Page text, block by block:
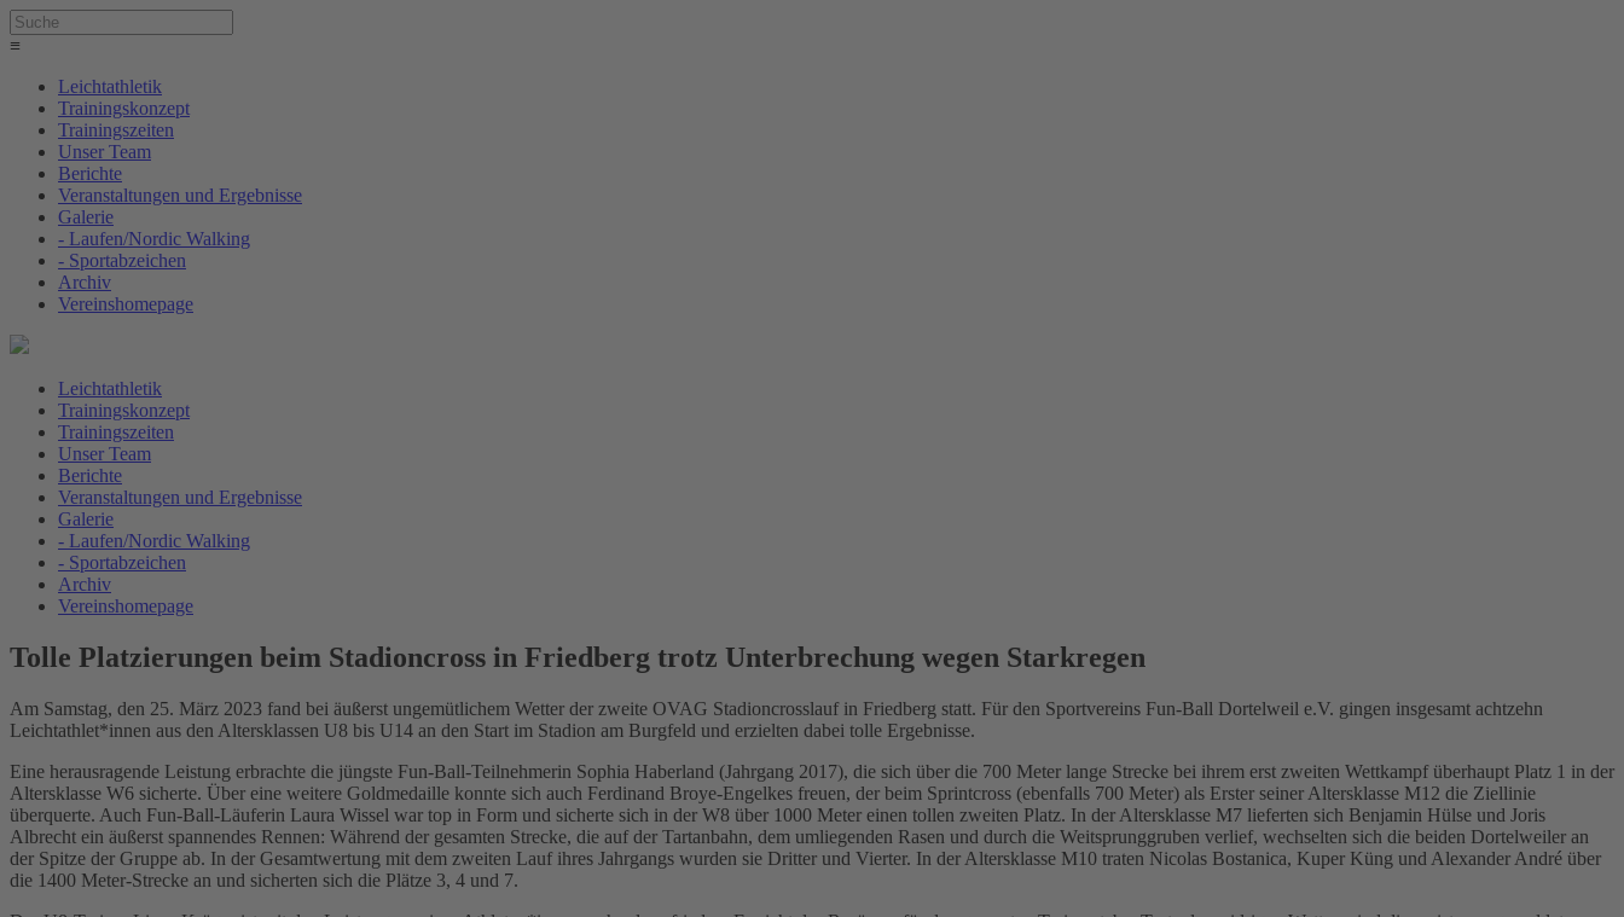
≡
Leichtathletik
Trainingskonzept
Trainingszeiten
Unser Team
Berichte
Veranstaltungen und Ergebnisse
Galerie
- Laufen/Nordic Walking
- Sportabzeichen
Archiv
Vereinshomepage
Leichtathletik
Trainingskonzept
Trainingszeiten
Unser Team
Berichte
Veranstaltungen und Ergebnisse
Galerie
- Laufen/Nordic Walking
- Sportabzeichen
Archiv
Vereinshomepage
Tolle Platzierungen beim Stadioncross in Friedberg trotz Unterbrechung wegen Starkregen
Am Samstag, den 25. März 2023 fand bei äußerst ungemütlichem Wetter der zweite OVAG Stadioncrosslauf in Friedberg statt. Für den Sportvereins Fun-Ball Dortelweil e.V. gingen insgesamt achtzehn
Leichtathlet*innen aus den Altersklassen U8 bis U14 an den Start im Stadion am Burgfeld und erzielten dabei tolle Ergebnisse.
Eine herausragende Leistung erbrachte die jüngste Fun-Ball-Teilnehmerin Sophia Haberland (Jahrgang 2017), die sich über die 700 Meter lange Strecke bei ihrem erst zweiten Wettkampf überhaupt Platz 1 in der
Altersklasse W6 sicherte. Über eine weitere Goldmedaille konnte sich auch Ferdinand Broye-Engelkes freuen, der beim Sprintcross (ebenfalls 700 Meter) als Erster seiner Altersklasse M12 die Ziellinie
überquerte. Auch Fun-Ball-Läuferin Laura Wissel war top in Form und sicherte sich in der W8 über 1000 Meter einen tollen zweiten Platz. In der Altersklasse M7 lieferten sich Benjamin Hülse und Joris
Albrecht ein äußerst spannendes Rennen: Während der gesamten Strecke, die auf der Tartanbahn, dem umliegenden Rasen und durch die Weitsprunggruben verlief, wechselten sich die beiden Dortelweiler an
der Spitze der Gruppe ab. In der Gesamtwertung mit dem zweiten Lauf ihres Jahrgangs wurden sie Dritter und Vierter. In der Altersklasse M10 traten Nicolas Bostanica, Kuper Küng und Alexander André über
die 1400 Meter-Strecke an und sicherten sich die Plätze 3, 4 und 7.